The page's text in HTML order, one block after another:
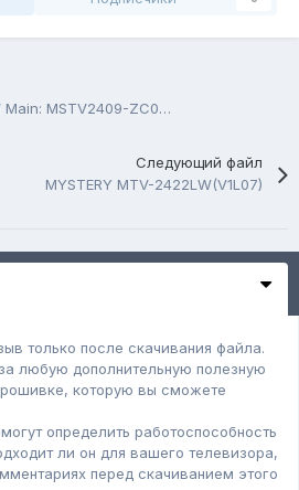
MYSTERY MTV-1918LW Main: MSTV2409-ZC01-01
Следующий файл
MYSTERY MTV-2422LW(V1L07)
только после скачивания файла.
любую дополнительную полезную
которую вы сможете
определить работоспособность
ли он для вашего телевизора,
перед скачиванием этого